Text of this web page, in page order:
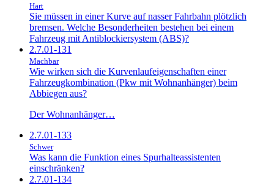
Hart
Sie müssen in einer Kurve auf nasser Fahrbahn plötzlich
bremsen. Welche Besonderheiten bestehen bei einem
Fahrzeug mit Antiblockiersystem (ABS)?
2.7.01-131
Machbar
Wie wirken sich die Kurvenlaufeigenschaften einer
Fahrzeugkombination (Pkw mit Wohnanhänger) beim
Abbiegen aus?
Der Wohnanhänger…
2.7.01-133
Schwer
Was kann die Funktion eines Spurhalteassistenten
einschränken?
2.7.01-134